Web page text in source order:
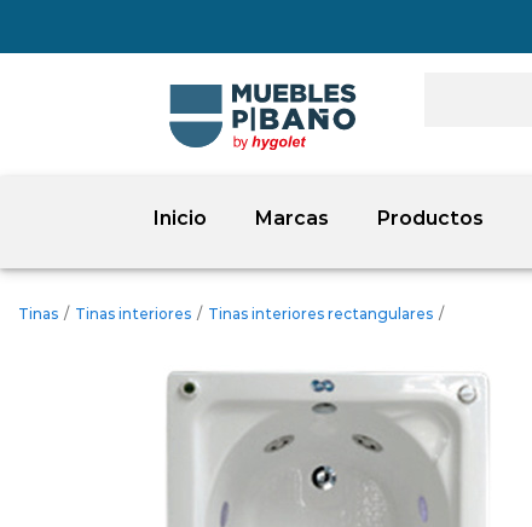
Inicio Marcas Productos
Tinas / Tinas interiores / Tinas interiores rectangulares /